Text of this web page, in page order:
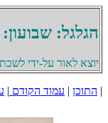
הגלגל:
יוצא לאור על-ידי
| התוכן | עמוד הקודם |